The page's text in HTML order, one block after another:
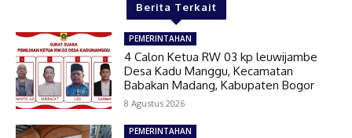
Berita Terkait
PEMERINTAHAN
4 Calon Ketua RW 03 kp leuwijambe
Desa Kadu Manggu, Kecamatan
Babakan Madang, Kabupaten Bogor
8 Agustus 2026
PEMERINTAHAN